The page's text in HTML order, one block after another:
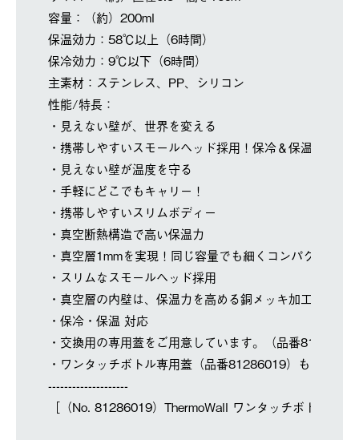
容量：（約）200ml
保温効力：58℃以上（6時間）
保冷効力：9℃以下（6時間）
主素材：ステンレス、PP、シリコン
性能/特長：
・見えない壁が、世界を変える
・携帯しやすいスモールヘッド採用！保冷＆保温力抜群
・見えない壁が温度を守る
・手軽にどこでもキャリー！
・携帯しやすいスリムボディー
・真空断熱構造で高い保温力
・真空層1mmを実現！同じ容量でも細くコンパクトに
・スリムなスモールヘッド採用
・真空層の内壁は、保温力を高める銅メッキ加工
・保冷・保温 対応
・交換用の専用蓋をご用意しています。（品番
・ワンタッチボトル専用蓋（品番81286019）もご使用
--------------------
［（No. 81286019）ThermoWall ワンタッチボトル交換